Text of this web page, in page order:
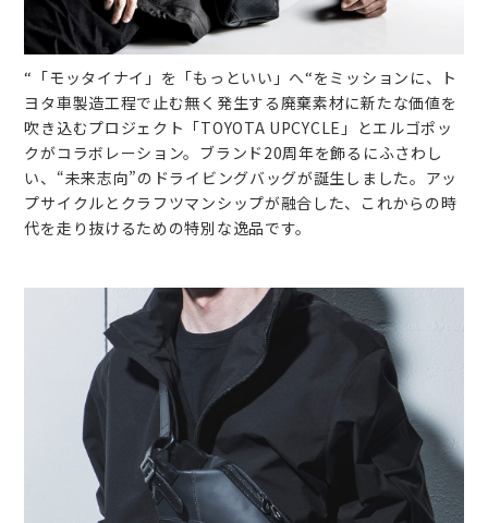
“ 「モッタイナイ」を「もっといい」へ“をミッションに、ト
ヨタ車製造工程で止む無く発生する廃棄素材に新たな価値を
吹き込むプロジェクト「TOYOTA UPCYCLE 」とエルゴポッ
クがコラボレーション。ブランド20周年を飾るにふさわし
い、“未来志向”のドライビングバッグが誕生しました。アッ
プサイクルとクラフツマンシップが融合した、これからの時
代を走り抜けるための特別な逸品です。